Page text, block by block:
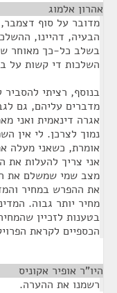
אהרון אלמוג
מדובר על סוף
הבעיה, דהיינו,
בשלב כל-כך מאוחר
השלכות די קשות על
בנוסף, רציתי להסביר
מדברים עליהם, גם
אגרה דינאמית ואני
נמוך לצרכן. לי אין
אומרת, כשאני מעלה
אני צריך להעלות את
מצב שמי שמשלם את
את ההפרש במחיר
מחיר יותר גבוה.
בטענות לזכיין
הכספיים לקראת
היו"ר אופיר אקוניס
רשמנו את ההערה.